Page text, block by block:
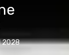
2028